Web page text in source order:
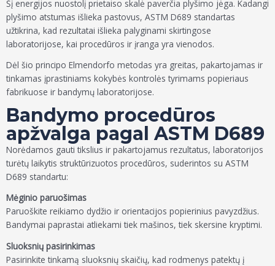
Šį energijos nuostolį prietaiso skalė paverčia plyšimo jėga. Kadangi
plyšimo atstumas išlieka pastovus, ASTM D689 standartas
užtikrina, kad rezultatai išlieka palyginami skirtingose
laboratorijose, kai procedūros ir įranga yra vienodos.
Dėl šio principo Elmendorfo metodas yra greitas, pakartojamas ir
tinkamas įprastiniams kokybės kontrolės tyrimams popieriaus
fabrikuose ir bandymų laboratorijose.
Bandymo procedūros
apžvalga pagal ASTM D689
Norėdamos gauti tikslius ir pakartojamus rezultatus, laboratorijos
turėtų laikytis struktūrizuotos procedūros, suderintos su ASTM
D689 standartu:
Mėginio paruošimas
Paruoškite reikiamo dydžio ir orientacijos popierinius pavyzdžius.
Bandymai paprastai atliekami tiek mašinos, tiek skersine kryptimi.
Sluoksnių pasirinkimas
Pasirinkite tinkamą sluoksnių skaičių, kad rodmenys patektų į